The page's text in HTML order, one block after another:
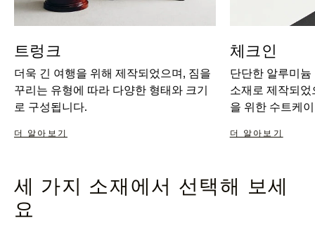
트렁크
더욱 긴 여행을 위해 제작되었으며, 짐을
꾸리는 유형에 따라 다양한 형태와 크기
로 구성됩니다.
더 알아보기
체크인
단단한 알루미
소재로 제작되
을 위한 수트케
더 알아보기
세 가지 소재에서 선택해 보세
요